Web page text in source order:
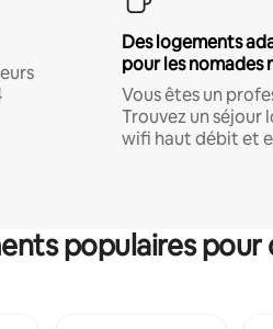
Des logements
pour les nomades
Vous êtes un
Trouvez un séjour
wifi haut débit et
populaires